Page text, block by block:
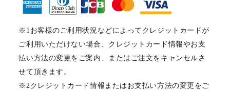
※1お客様のご利用状況などによってクレジットカードが
ご利用いただけない場合、クレジットカード情報やお支
払い方法の変更をご案内、またはご注文をキャンセルさ
せて頂きます。
※2クレジットカード情報またはお支払い方法の変更をご